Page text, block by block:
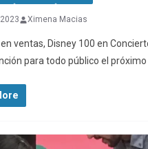
Ximena Macias
ventas, Disney 100 en
para todo público el próximo